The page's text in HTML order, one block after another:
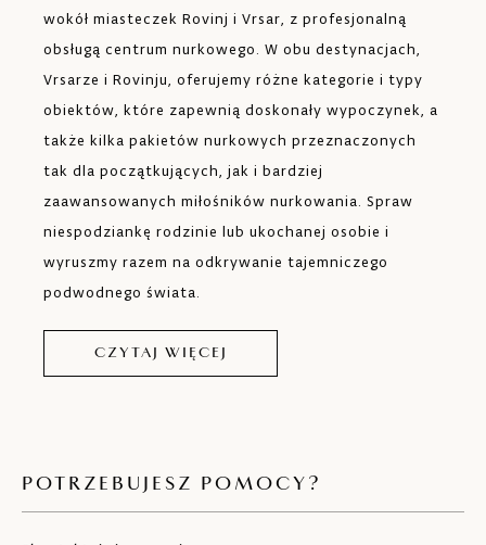
wokół miasteczek Rovinj i Vrsar, z profesjonalną
obsługą centrum nurkowego. W obu destynacjach,
Vrsarze i Rovinju, oferujemy różne kategorie i typy
obiektów, które zapewnią doskonały wypoczynek, a
także kilka pakietów nurkowych przeznaczonych
tak dla początkujących, jak i bardziej
zaawansowanych miłośników nurkowania. Spraw
niespodziankę rodzinie lub ukochanej osobie i
wyruszmy razem na odkrywanie tajemniczego
podwodnego świata.
CZYTAJ WIĘCEJ
POTRZEBUJESZ POMOCY?